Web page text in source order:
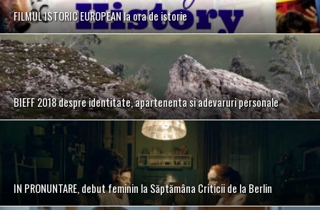
FILMUL ISTORIC EUROPEAN la ora de istorie
BIEFF 2018 despre identitate, apartenenta si adevaruri personale
IN PRONUNTARE, debut feminin la Săptămâna Criticii de la Berlin